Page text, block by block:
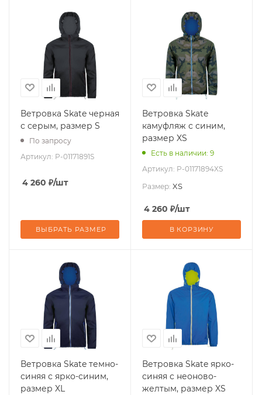
Ветровка Skate черная
с серым, размер S
По запросу
Артикул: P-01171891S
4 260 ₽/шт
ВЫБРАТЬ РАЗМЕР
Ветровка Skate
камуфляж с синим,
размер XS
Есть в наличии: 9
Артикул: P-01171894XS
Размер: XS
4 260 ₽/шт
В КОРЗИНУ
Ветровка Skate темно-
синяя с ярко-синим,
размер XL
Ветровка Skate ярко-
синяя с неоново-
желтым, размер XS